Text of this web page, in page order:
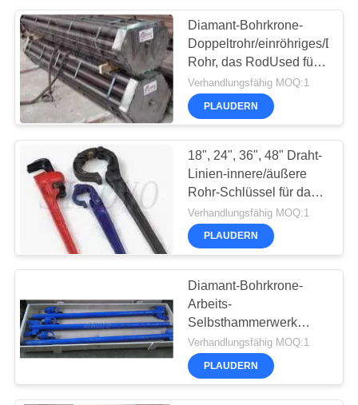
Gehäuse-Rotator
25
Hydroseilbagger
Bohrmaschinen
Diamant-Bohrkrone-
Doppeltrohr/einröhriges/
Rohr, das RodUsed für
das Anheben der Rod
oder das Umkleiden
bohrt
Verhandlungsfähig MOQ:1
PLAUDERN
18", 24", 36", 48" Draht-
Linien-innere/äußere
Rohr-Schlüssel für das
Laden/Diamant-
Bohrkrone entladend
Verhandlungsfähig MOQ:1
PLAUDERN
Diamant-Bohrkrone-
Arbeits-
Selbsthammerwerk
SPT-Antrieb Rod und
ein Spalten-Rohr-
Probenehmer für
Verhandlungsfähig MOQ:1
PLAUDERN